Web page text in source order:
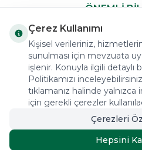
ÖNEMLİ
COPYRIGHT © 2023
Tasarım ve Reklam
Çerez Kullanımı
Kişisel verileriniz,
sunulması için mevzuata
işlenir. Konuyla ilgili detaylı
Politikamızı
tıklamanız halinde
için gerekli çerezler
Çerezleri
Hepsini